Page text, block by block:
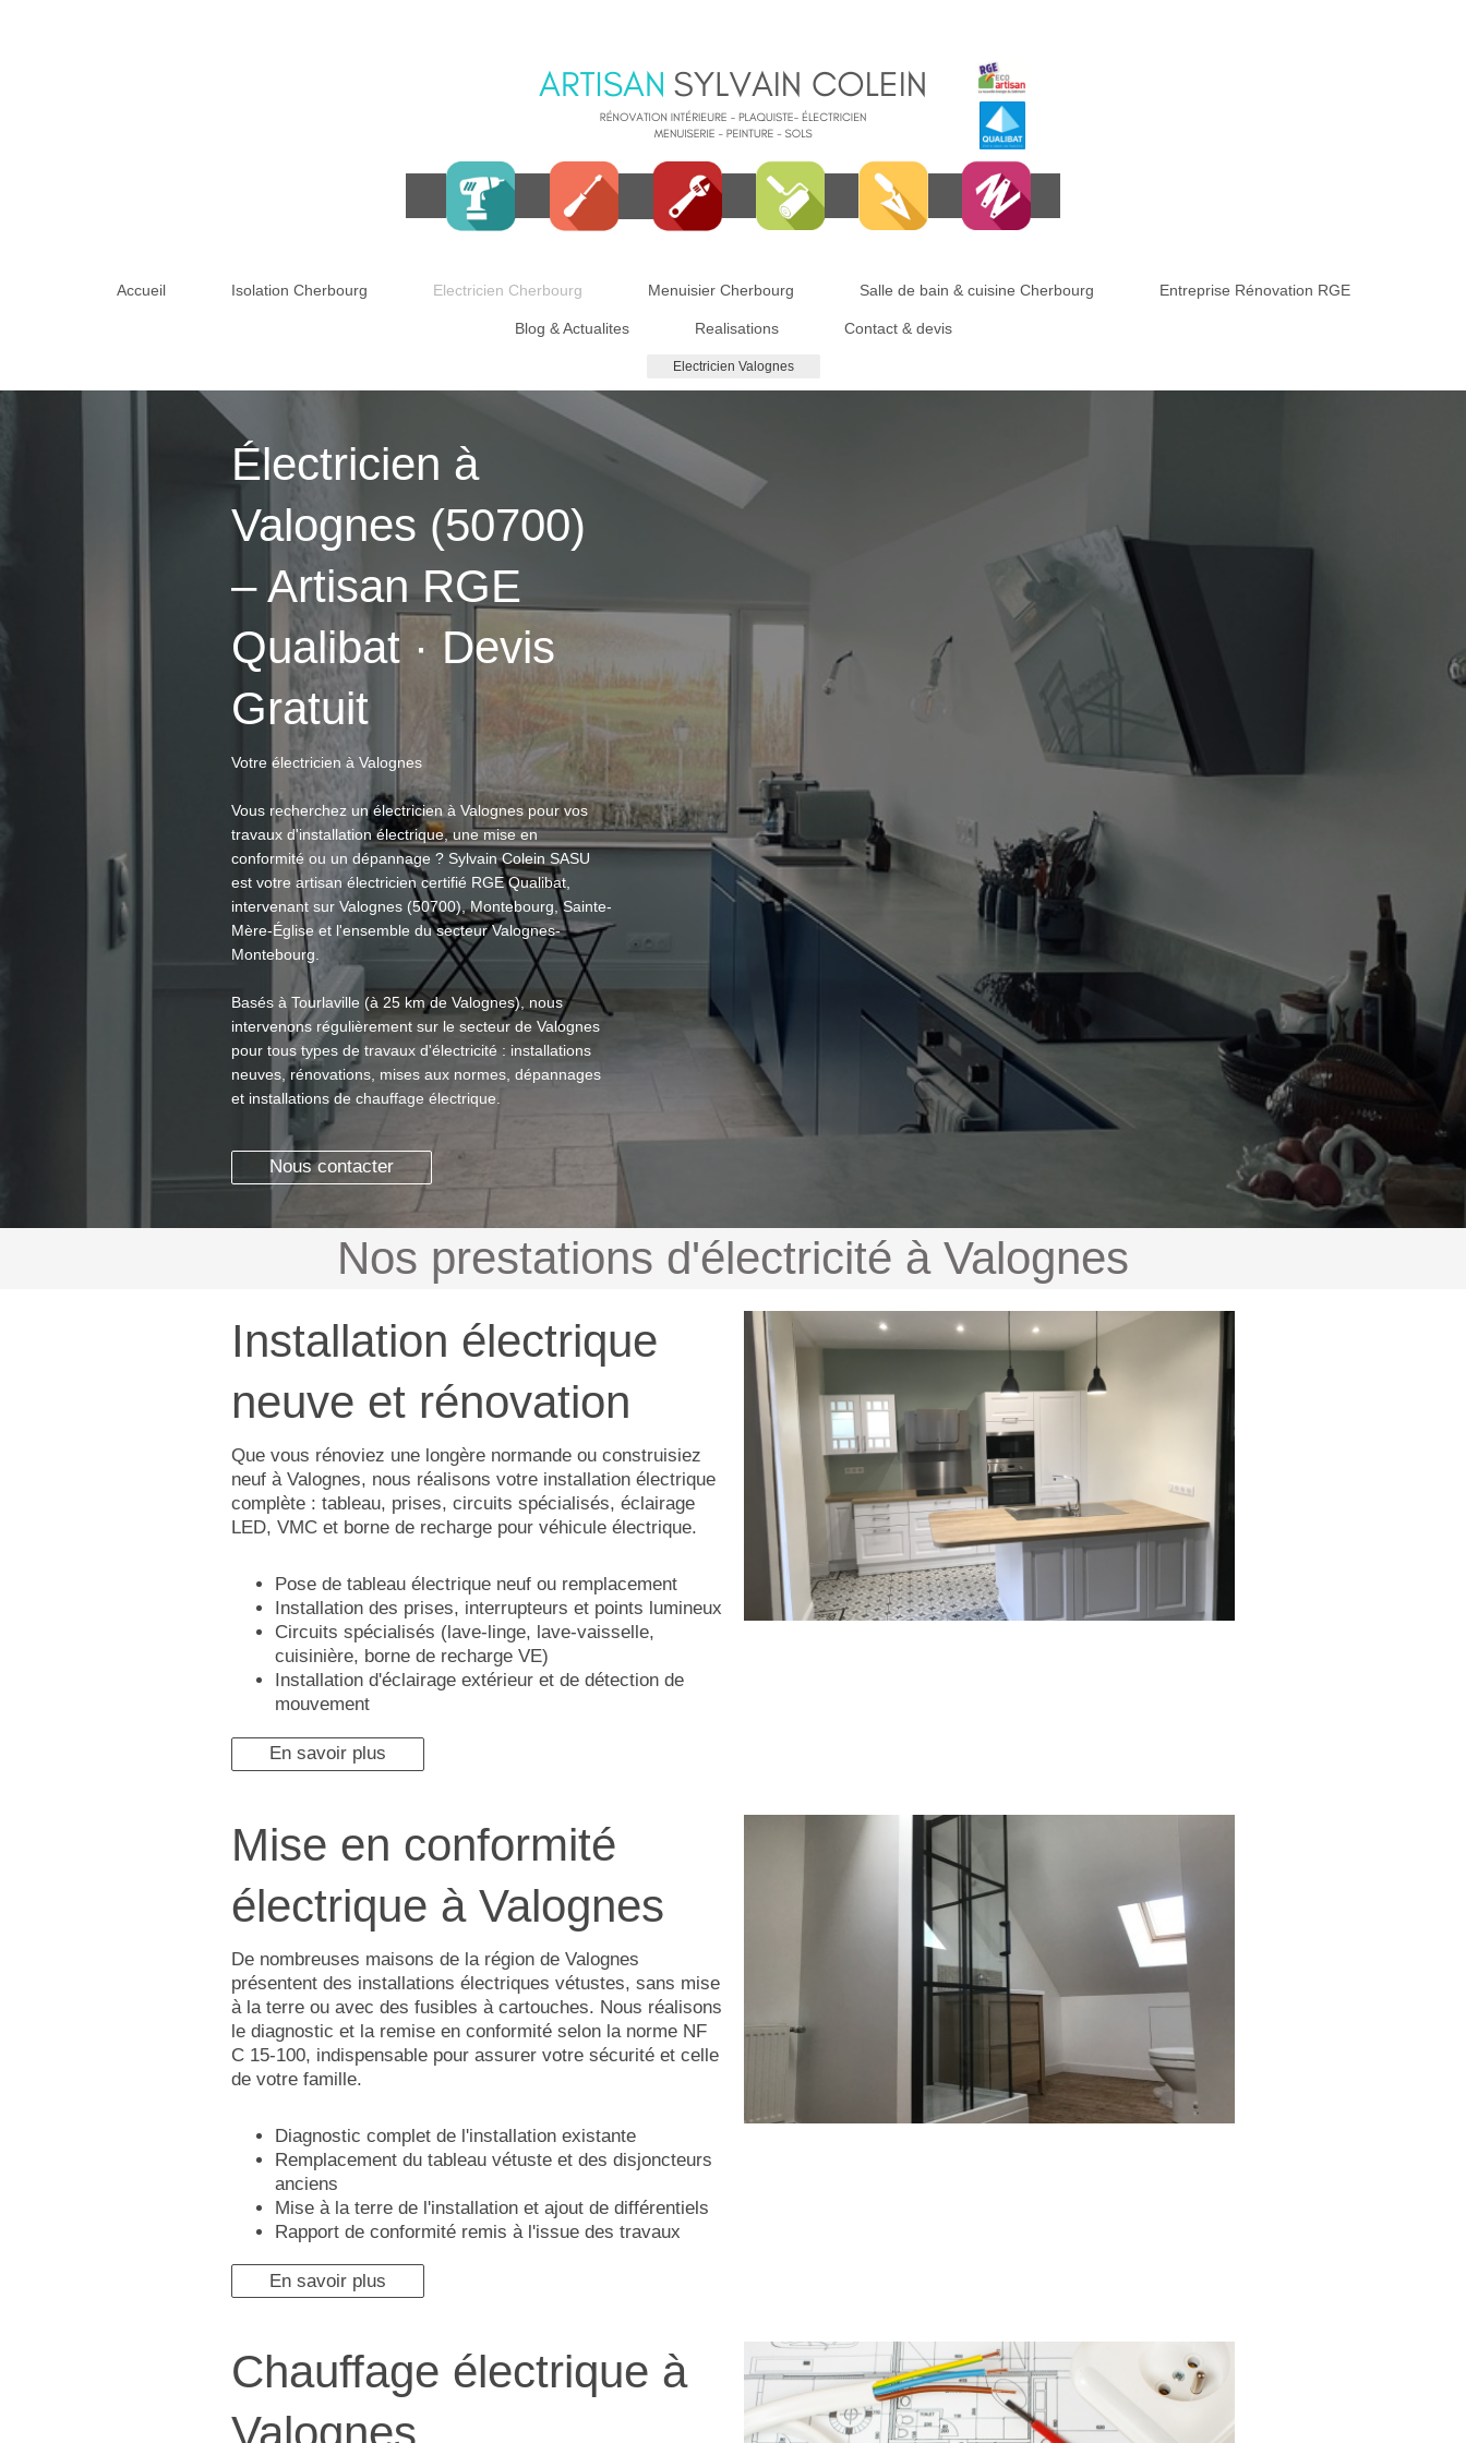
Accueil Isolation Cherbourg Electricien Cherbourg Menuisier Cherbourg Salle de bain & cuisine Cherbourg Entreprise Rénovation RGE
Blog & Actualites Realisations Contact & devis
Electricien Valognes
Électricien à
Valognes (50700)
– Artisan RGE
Qualibat · Devis
Gratuit
Votre électricien à Valognes
Vous recherchez un électricien à Valognes pour vos
travaux d'installation électrique, une mise en
conformité ou un dépannage ? Sylvain Colein SASU
est votre artisan électricien certifié RGE Qualibat,
intervenant sur Valognes (50700), Montebourg, Sainte-
Mère-Église et l'ensemble du secteur Valognes-
Montebourg.
Basés à Tourlaville (à 25 km de Valognes), nous
intervenons régulièrement sur le secteur de Valognes
pour tous types de travaux d'électricité : installations
neuves, rénovations, mises aux normes, dépannages
et installations de chauffage électrique.
Nous contacter
Nos prestations d'électricité à Valognes
Installation électrique
neuve et rénovation
Que vous rénoviez une longère normande ou construisiez
neuf à Valognes, nous réalisons votre installation électrique
complète : tableau, prises, circuits spécialisés, éclairage
LED, VMC et borne de recharge pour véhicule électrique.
Pose de tableau électrique neuf ou remplacement
Installation des prises, interrupteurs et points lumineux
Circuits spécialisés (lave-linge, lave-vaisselle,
cuisinière, borne de recharge VE)
Installation d'éclairage extérieur et de détection de
mouvement
En savoir plus
Mise en conformité
électrique à Valognes
De nombreuses maisons de la région de Valognes
présentent des installations électriques vétustes, sans mise
à la terre ou avec des fusibles à cartouches. Nous réalisons
le diagnostic et la remise en conformité selon la norme NF
C 15-100, indispensable pour assurer votre sécurité et celle
de votre famille.
Diagnostic complet de l'installation existante
Remplacement du tableau vétuste et des disjoncteurs
anciens
Mise à la terre de l'installation et ajout de différentiels
Rapport de conformité remis à l'issue des travaux
En savoir plus
Chauffage électrique à